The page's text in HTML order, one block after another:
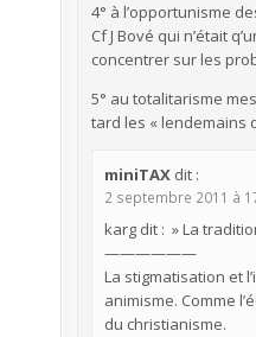
4° à l’opportunisme
Cf J Bové qui n’était
concentrer sur les
5° au totalitarisme
tard les « lendemains
miniTAX dit :
2 septembre 2011 à
karg dit : » La
——————
La stigmatisation et
animisme. Comme
du christianisme.